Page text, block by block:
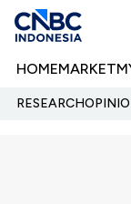
HOMEMARKET
RESEARCH